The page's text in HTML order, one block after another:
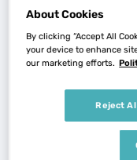
Horaires
About Cookies
By clicking “Accept All
your device to enhance
our marketing efforts.
Reject